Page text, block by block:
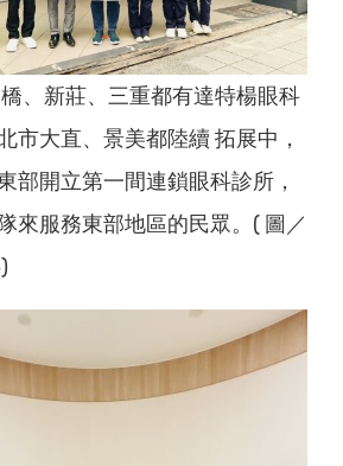
、新莊、三重都有達特楊眼科
市大直、景美都陸續 拓展中，
部開立第一間連鎖眼科診所，
來服務東部地區的民眾。( 圖／